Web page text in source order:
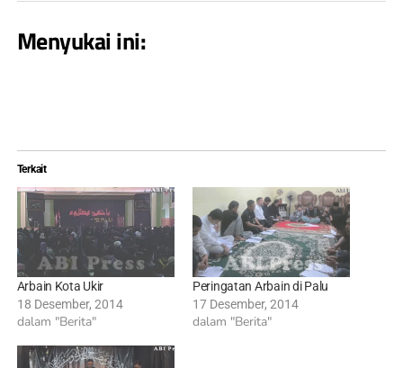
Menyukai ini:
Terkait
Arbain Kota Ukir
18 Desember, 2014
dalam "Berita"
Peringatan Arbain di Palu
17 Desember, 2014
dalam "Berita"